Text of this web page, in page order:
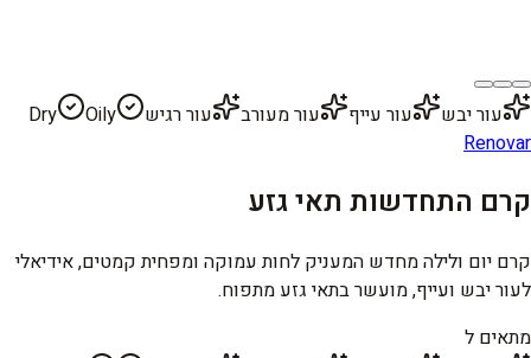
עור יבש עור עייף עור מעורב עור רגיש Dry
Oily
Renovar
קרם התחדשות תאי גזע
קרם יום ולילה מחדש המעניק לחות עמוקה ומפחית קמטים, אידיאלי
לעור יבש ועייף, מועשר בתאי גזע מתפוח.
מתאים ל